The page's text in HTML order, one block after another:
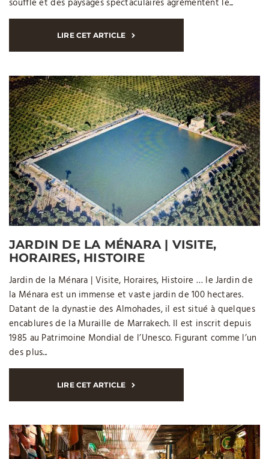
LIRE CET ARTICLE
JARDIN DE LA MÉNARA | VISITE,
HORAIRES, HISTOIRE
Jardin de la Ménara | Visite, Horaires, Histoire … le Jardin de
la Ménara est un immense et vaste jardin de 100 hectares.
Datant de la dynastie des Almohades, il est situé à quelques
encablures de la Muraille de Marrakech. Il est inscrit depuis
1985 au Patrimoine Mondial de l’Unesco. Figurant comme l’un
des plus...
LIRE CET ARTICLE